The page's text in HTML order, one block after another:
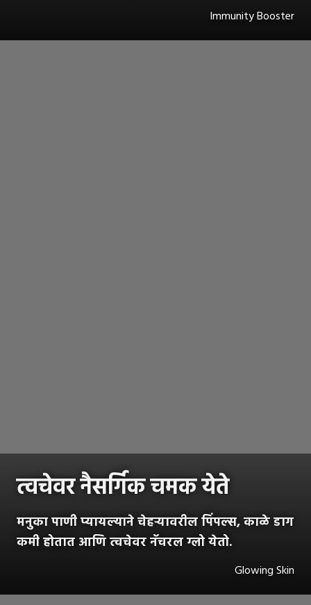
Immunity Booster
त्वचेवर नैसर्गिक चमक येते
मनुका पाणी प्यायल्याने चेहऱ्यावरील पिंपल्स, काळे डाग
कमी होतात आणि त्वचेवर नॅचरल ग्लो येतो.
Glowing Skin